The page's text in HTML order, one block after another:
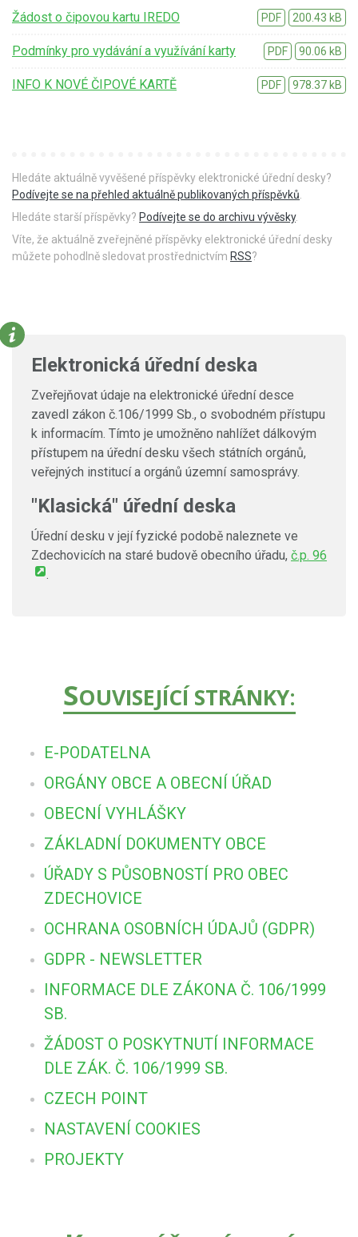
Žádost o čipovou kartu IREDO PDF 200.43 kB
Podmínky pro vydávání a využívání karty PDF 90.06 kB
INFO K NOVÉ ČIPOVÉ KARTĚ PDF 978.37 kB
Hledáte aktuálně vyvěšené příspěvky elektronické úřední desky?
Podívejte se na přehled aktuálně publikovaných příspěvků
Hledáte starší příspěvky? Podívejte se do archivu vývěsky.
Víte, že aktuálně zveřejněné příspěvky elektronické úřední desky
můžete pohodlně sledovat prostřednictvím RSS?
Elektronická úřední deska
Zveřejňovat údaje na elektronické úřední desce
zavedl zákon č.106/1999 Sb., o svobodném přístupu
k informacím. Tímto je umožněno nahlížet dálkovým
přístupem na úřední desku všech státních orgánů,
veřejných institucí a orgánů územní samosprávy.
"Klasická" úřední deska
Úřední desku v její fyzické podobě naleznete ve
Zdechovicích na staré budově obecního úřadu, č.p. 96
.
SOUVISEJÍCÍ STRÁNKY:
E-PODATELNA
ORGÁNY OBCE A OBECNÍ ÚŘAD
OBECNÍ VYHLÁŠKY
ZÁKLADNÍ DOKUMENTY OBCE
ÚŘADY S PŮSOBNOSTÍ PRO OBEC
ZDECHOVICE
OCHRANA OSOBNÍCH ÚDAJŮ (GDPR)
GDPR - NEWSLETTER
INFORMACE DLE ZÁKONA Č. 106/1999
SB.
ŽÁDOST O POSKYTNUTÍ INFORMACE
DLE ZÁK. Č. 106/1999 SB.
CZECH POINT
NASTAVENÍ COOKIES
PROJEKTY